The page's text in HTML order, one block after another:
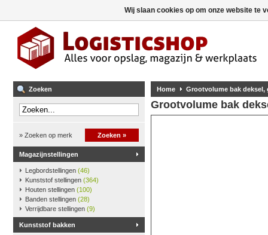
Zoeken
» Zoeken op merk Zoeken »
Magazijnstellingen
Legbordstellingen (46)
Kunststof stellingen (364)
Houten stellingen (100)
Banden stellingen (28)
Verrijdbare stellingen (9)
Kunststof bakken
Home Grootvolume bak deksel,
Grootvolume bak
Wij slaan cookies op om onze website te